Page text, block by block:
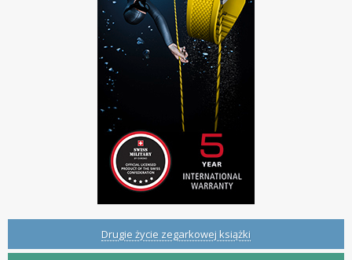
Drugie życie zegarkowej książki